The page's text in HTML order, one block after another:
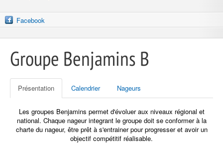
Facebook
Groupe Benjamins B
Présentation Calendrier Nageurs
Les groupes Benjamins permet d'évoluer aux niveaux régional et
national. Chaque nageur integrant le groupe doit se conformer à la
charte du nageur, être prêt à s'entrainer pour progresser et avoir un
objectif compétitif réalisable.